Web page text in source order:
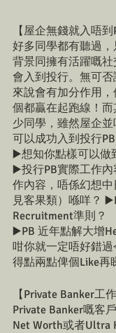
【屋企無錢就入唔到
好多同學都有聽過
背景同擁有活躍嘅
會入到投行。無可
來說會有加分作用
個都贏在起跑線！
少同學，雖然屋企
可以成功入到投行PB
▶️想知你點樣可以做
▶️投行PB實際工作
作內容，唔係幻想
見客果類）喺咩？
Recruitment準則？
▶️PB 近年點解大增
咁你就一定唔好錯
得點兩點俾個Like再
【Private Banker工
Private Banker嘅客
Net Worth或者Ultra